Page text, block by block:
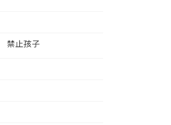
禁止孩子